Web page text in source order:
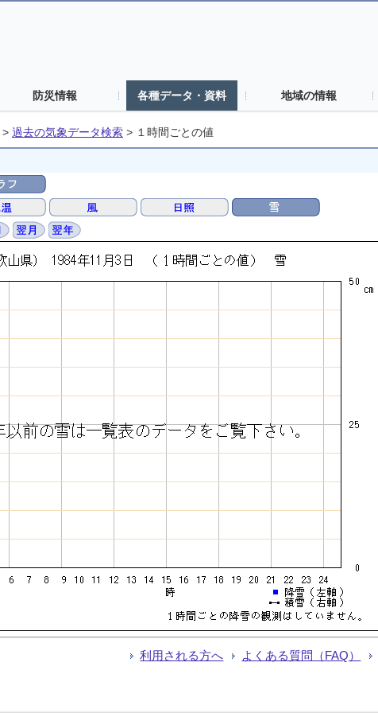
防災情報 各種データ・資料 地域の情報
> 過去の気象データ検索 > １時間ごとの値
利用される方へ よくある質問（FAQ）